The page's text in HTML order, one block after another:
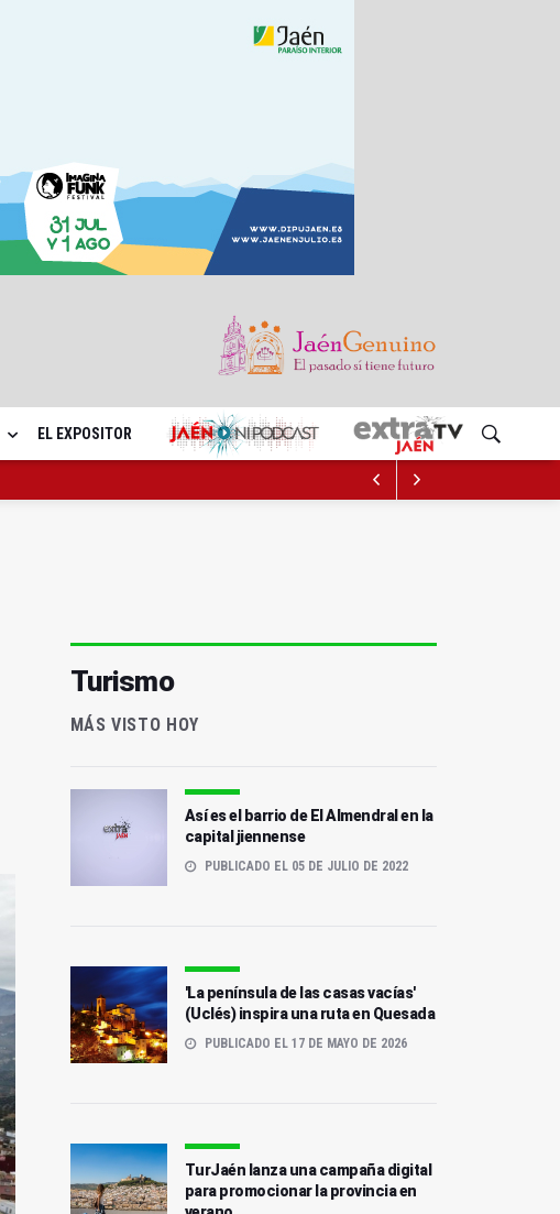
EL EXPOSITOR
Turismo
MÁS VISTO HOY
Así es el barrio de El Almendral en la
capital jiennense
PUBLICADO EL 05 DE JULIO DE 2022
'La península de las casas vacías'
(Uclés) inspira una ruta en Quesada
PUBLICADO EL 17 DE MAYO DE 2026
TurJaén lanza una campaña digital
para promocionar la provincia en